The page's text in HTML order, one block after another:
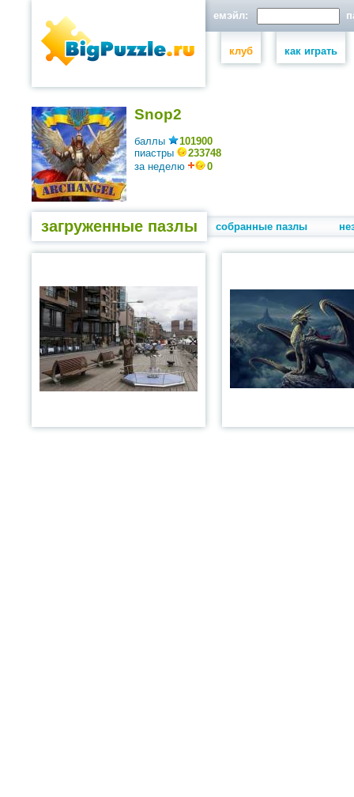
емэйл:
клуб как играть
Snop2
баллы
101900
пиастры
233748
за неделю
0
загруженные пазлы собранные пазлы